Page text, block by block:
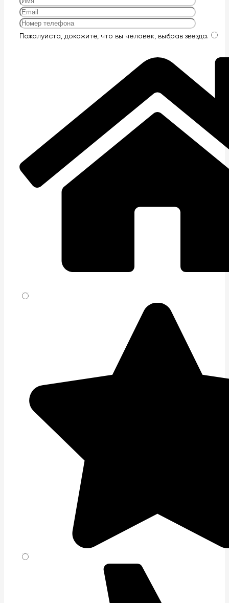
Оставьте
Пожалуйста, докажите, что вы человек, выбрав звезда.